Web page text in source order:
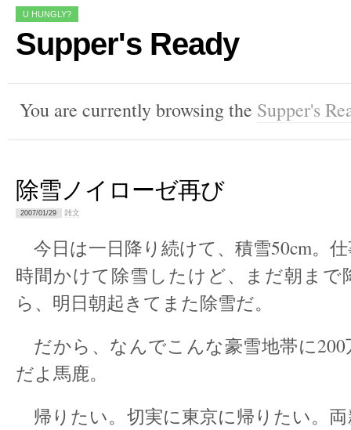
U HUNGLY?
Supper's Ready
You are currently browsing the Supper's
除雪ノイローゼ再び
2007/01/29 雑文
今日は一日降り続けて、積雪50cm。
時間かけて除雪したけど、まだ朝まで
ら、明日朝起きてまた除雪だ。
だから、なんでこんな豪雪地帯に
だよ馬鹿。
帰りたい。切実に東京に帰りたい。